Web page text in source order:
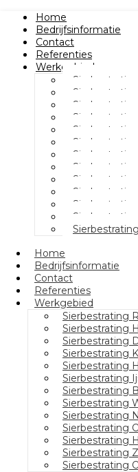
Home
Bedrijfsinformatie
Contact
Referenties
Werkgebied
Sierbestrating
Home
Bedrijfsinformatie
Contact
Referenties
Werkgebied
Sierbestrating
Sierbestrating
Sierbestrating
Sierbestrating
Sierbestrating
Sierbestrating
Sierbestrating
Sierbestrating
Sierbestrating
Sierbestrating
Sierbestrating
Sierbestrating
Sierbestrating